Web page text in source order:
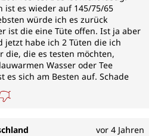
ist es wieder auf 145/75/65
würde ich es zurück
ist die eine Tüte offen. Ist ja aber
jetzt habe ich 2 Tüten die ich
die, die es testen möchten,
Wasser oder Tee
es sich am Besten auf. Schade
vor 4 Jahren